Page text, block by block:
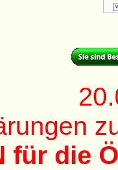
für die